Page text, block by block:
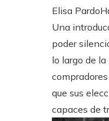
Elisa Pardo
Una
poder
lo largo de
que sus
capaces de